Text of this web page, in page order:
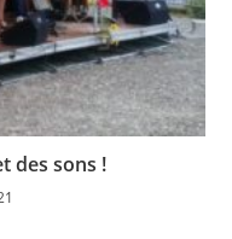
des sons !